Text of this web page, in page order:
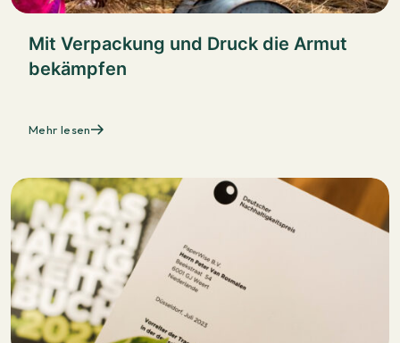
Mit Verpackung und Druck die Armut
bekämpfen
Mehr lesen